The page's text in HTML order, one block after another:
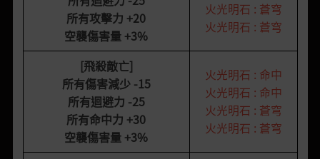
所有攻擊力 +20
空襲傷害量 +3%
火光明石 : 蒼穹
火光明石 : 蒼穹
[飛殺敵亡]
所有傷害減少-15
所有迴避力 -25
所有命中力 +30
空襲傷害量 +3%
火光明石 : 命中
火光明石 : 命中
火光明石 : 蒼穹
火光明石 : 蒼穹